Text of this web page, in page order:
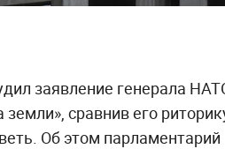
заявление генерала
сравнив его
Об этом парламентарий